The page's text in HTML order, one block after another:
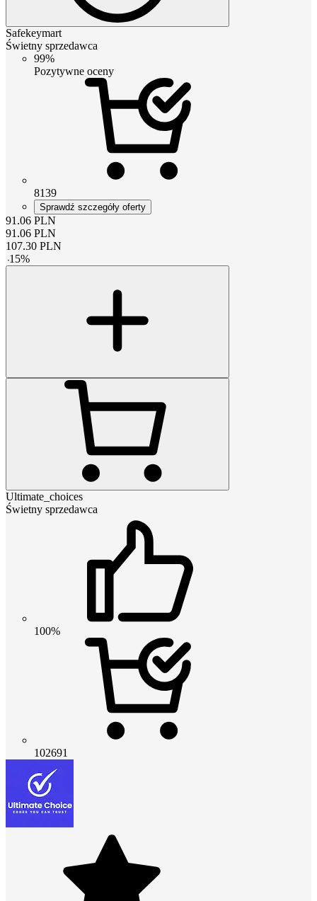
Safekeymart
Świetny sprzedawca
99%
Pozytywne oceny
8139
Sprawdź szczegóły oferty
91.06 PLN
91.06 PLN
107.30 PLN
-15%
Ultimate_choices
Świetny sprzedawca
100%
102691